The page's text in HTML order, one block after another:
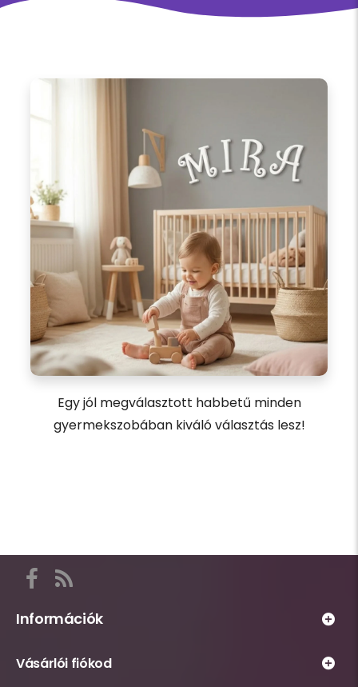
Egy jól megválasztott habbetű minden
gyermekszobában kiváló választás lesz!
találod
Habsziget
csatornáit,
Információk
működésével
Vásárlói fiókod